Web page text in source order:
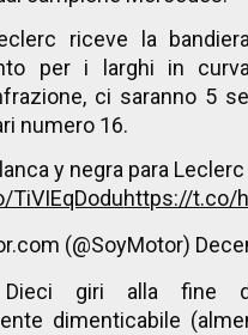
riceve la
per i larghi in
ci saranno 5
numero 16.
y negra para
TiVIEqDoduhttps://t.co/
(@SoyMotor)
giri alla fine di
dimenticabile